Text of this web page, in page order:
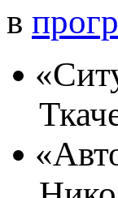
в
«
«